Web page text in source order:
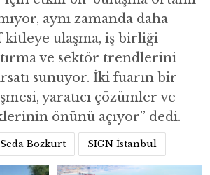
aynı zamanda daha
kitleye ulaşma, iş birliği
ve sektör trendlerini
sunuyor. İki fuarın bir
yaratıcı çözümler ve
önünü açıyor” dedi.
Seda Bozkurt SIGN İstanbul